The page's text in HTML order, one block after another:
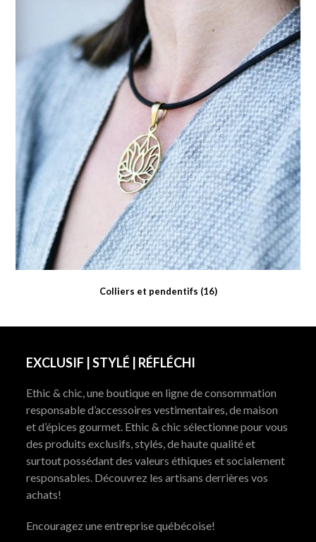
Colliers et pendentifs (16)
EXCLUSIF | STYLÉ | RÉFLÉCHI
Ethic & chic, une boutique en ligne de consommation
responsable d’accessoires vestimentaires, de maison
et d’épices gourmet. Ethic & chic sélectionne pour vous
des produits exclusifs, stylés, de haute qualité et
surtout possédant des valeurs éthiques et socialement
responsables. Découvrez les artisans derrières vos
achats!
Encouragez une entreprise québécoise!